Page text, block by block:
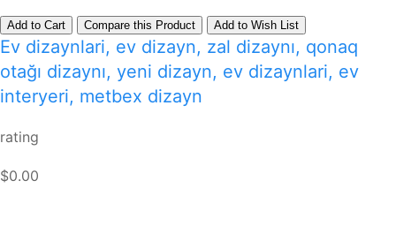
Add to Cart Compare this Product Add to Wish List
Ev dizaynlari, ev dizayn, zal dizaynı, qonaq
otağı dizaynı, yeni dizayn, ev dizaynlari, ev
interyeri, metbex dizayn
rating
$0.00